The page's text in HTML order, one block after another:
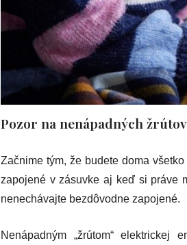
Pozor na nenápadných
Začnime tým, že budete doma
zapojené v zásuvke aj keď si práve
nenechávajte bezdôvodne zapojené.
Nenápadným „žrútom“